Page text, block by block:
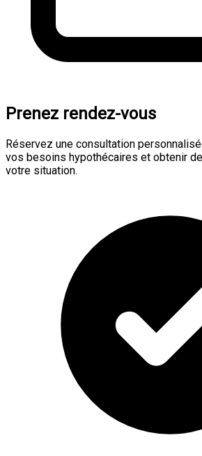
Prenez rendez-vous
Réservez une consultation
vos besoins hypothécaires et obtenir
votre situation.